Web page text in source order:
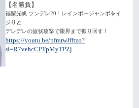
【名勝負】
福留光帆 ツンデレ20！ レインボージャンボをイ
ジりと
デレデレの波状攻撃で限界まで振り回す！
https://youtu.be/pfmrwJfftzo?
si=R7vehcCPTpMyTPZj